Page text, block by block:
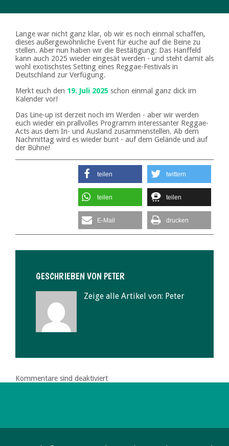
Lange war nicht ganz klar, ob wir es noch einmal schaffen,
dieses außergewöhnliche Event für euche auf die Beine zu
stellen. Aber nun haben wir die Bestätigung: Das Hanffeld
kann auch 2025 wieder eingesät werden - und steht damit als
wohl exotischstes Setting eines Reggae-Festivals in
Deutschland zur Verfügung.
Merkt euch den 19. Juli 2025 schon einmal ganz dick im
Kalender vor!
Das Line-up ist derzeit noch im Werden - aber wir werden
euch wieder ein prallvolles Programm interessanter Reggae-
Acts aus dem In- und Ausland zusammenstellen. Ab dem
Nachmittag wird es wieder bunt - auf dem Gelände und auf
der Bühne!
teilen twittern
teilen teilen
E-Mail drucken
GESCHRIEBEN VON PETER
Zeige alle Artikel von: Peter
Kommentare sind deaktiviert